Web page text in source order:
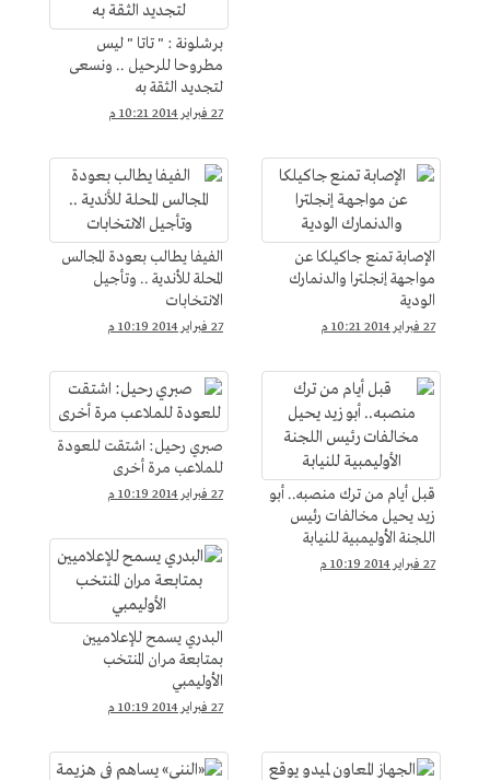
برشلونة : " تاتا " ليس
مطروحا للرحيل .. ونسعى
لتجديد الثقة به
27 فبراير 2014 10:21 م
الإصابة تمنع جاكيلكا عن
مواجهة إنجلترا والدنمارك
الودية
27 فبراير 2014 10:21 م
الفيفا يطالب بعودة المجالس
المحلة للأندية .. وتأجيل
الانتخابات
27 فبراير 2014 10:19 م
قبل أيام من ترك منصبه.. أبو
زيد يحيل مخالفات رئيس
اللجنة الأوليمبية للنيابة
27 فبراير 2014 10:19 م
صبري رحيل: اشتقت للعودة
للملاعب مرة أخرى
27 فبراير 2014 10:19 م
البدري يسمح للإعلاميين
بمتابعة مران المنتخب
الأوليمبي
27 فبراير 2014 10:19 م